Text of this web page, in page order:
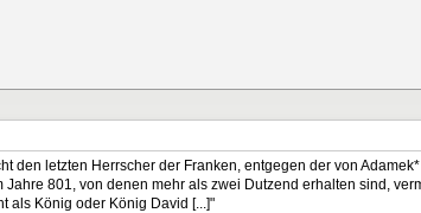
letzten Herrscher der Franken, entgegen der von
Jahre 801, von denen mehr als zwei Dutzend erhalten sind,
als König oder König David [...]"